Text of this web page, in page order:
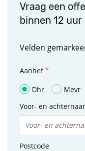
Vraag een
binnen 12
Velden
Aanhef
Dhr
Mevr
Voor- en
Postcode